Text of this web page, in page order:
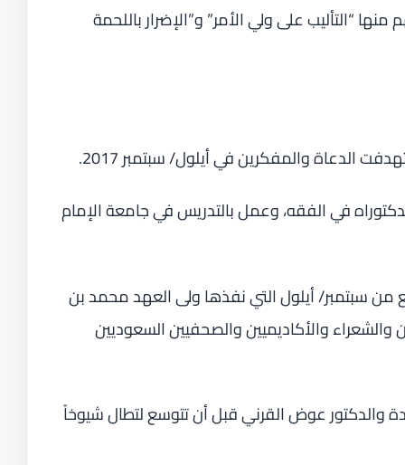
“التأليب على ولي الأمر” و”الإضرار باللحمة
الدعاة والمفكرين في أيلول/ سبتمبر 2017.
في الفقه، وعمل بالتدريس في جامعة الإمام
من سبتمبر/ أيلول التي نفذها ولى العهد محمد بن
والأكاديميين والصحفيين السعوديين
والدكتور عوض القرني قبل أن تتوسع لتطال شيوخاً